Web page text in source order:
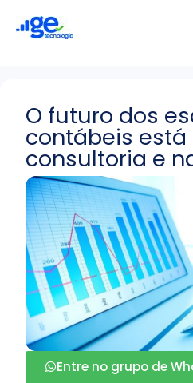
O futuro dos
contábeis está
consultoria e
Entre no grupo de